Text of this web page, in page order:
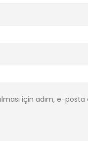
için adım, e-